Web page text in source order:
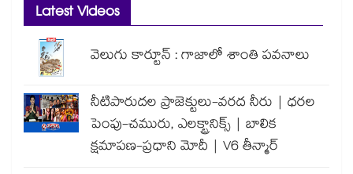
Latest Videos
వెలుగు కార్టూన్ : గాజాలో శాంతి పవనాలు
నీటిపారుదల ప్రాజెక్టులు-వరద నీరు | ధరల
పెంపు-చమురు, ఎలక్ట్రానిక్స్ | బాలిక
క్షమాపణ-ప్రధాని మోదీ | V6 తీన్మార్